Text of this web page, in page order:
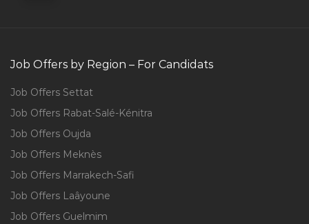
Job Offers by Region – For Candidats
Job Offers Settat
Job Offers Rabat-Salé-Kénitra
Job Offers Oujda
Job Offers Meknès
Job Offers Marrakech-Safi
Job Offers Laâyoune
Job Offers Guelmim